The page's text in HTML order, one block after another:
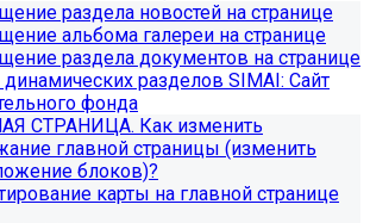
удержание специалистов.
сервера
адреса обновлений может
срок действия лицензии.
«Главного модуля»
раздела новостей на странице
альбома галереи на странице
раздела документов на странице
разделов SIMAI: Сайт
фонда
СТРАНИЦА. Как изменить
главной страницы (изменить
блоков)?
карты на главной странице